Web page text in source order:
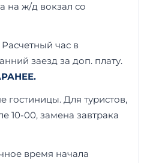
на ж/д вокзал со
Расчетный час в
заезд за доп. плату.
гостиницы. Для туристов,
10-00, замена завтрака
время начала